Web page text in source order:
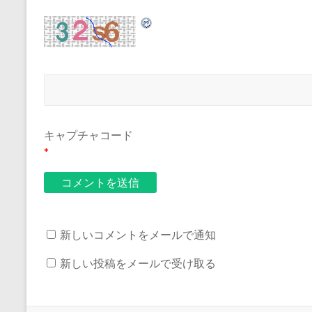
キャプチャコード
*
新しいコメントをメールで通知
新しい投稿をメールで受け取る